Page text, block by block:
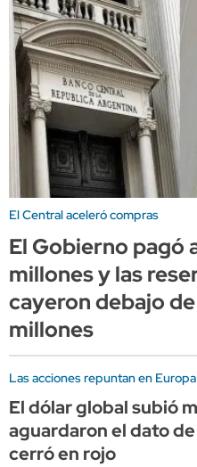
El Central aceleró compras
El Gobierno pagó
millones y las
cayeron debajo
millones
Las acciones repuntan en Europa
El dólar global subió
aguardaron el dato
cerró en rojo